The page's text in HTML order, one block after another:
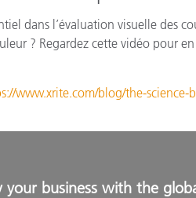
dans l’évaluation visuelle
? Regardez cette vidéo pour
www.xrite.com/blog/the-science-
your business with the